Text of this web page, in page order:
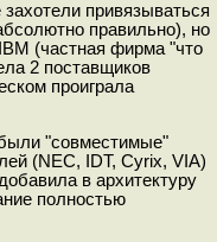
привязываться
правильно), но
(частная фирма "что
2 поставщиков
проиграла
"совместимые"
(NEC, IDT, Cyrix, VIA)
в архитектуру
полностью